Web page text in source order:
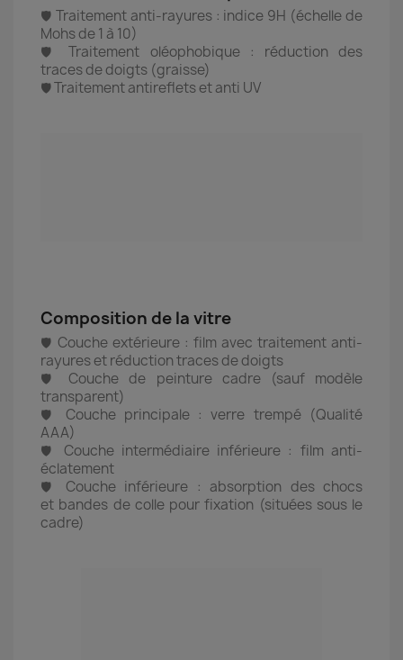
🛡️ Traitement anti-rayures : indice 9H (échelle de
Mohs de 1 à 10)
🛡️
Traitement oléophobique : réduction des
traces de doigts (graisse)
🛡️Traitement antireflets et anti UV
Composition de la vitre
🛡️ Couche extérieure : film avec traitement anti-
rayures et réduction traces de doigts
🛡️
Couche de peinture cadre (sauf modèle
transparent)
🛡️
Couche principale : verre trempé (Qualité
AAA)
🛡️
Couche intermédiaire inférieure : film anti-
éclatement
🛡️
Couche inférieure : absorption des chocs
et bandes de colle pour fixation (situées sous le
cadre)